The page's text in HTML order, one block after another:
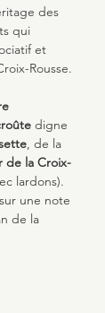
des
qui
et
Rousse.
digne
, de la
de la Croix-
lardons).
une note
de la